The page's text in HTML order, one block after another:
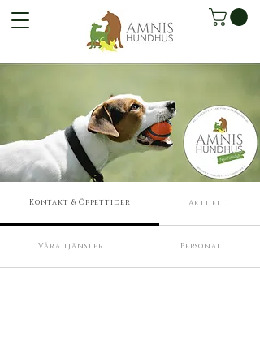
Kontakt & Öppettider Aktuellt
Våra tjänster Personal